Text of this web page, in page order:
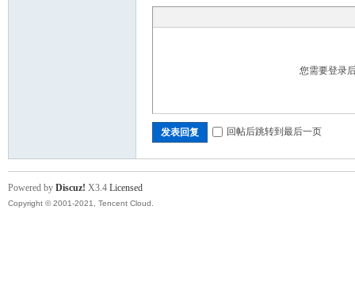
您需要登录
发表回复 回帖后跳转到最后一页
Powered by Discuz! X3.4 Licensed
Copyright © 2001-2021, Tencent Cloud.